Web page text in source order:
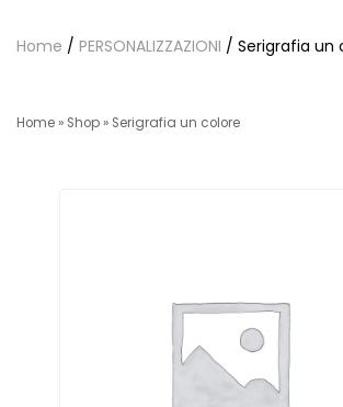
Home / PERSONALIZZAZIONI / Serigrafia un
Home » Shop » Serigrafia un colore